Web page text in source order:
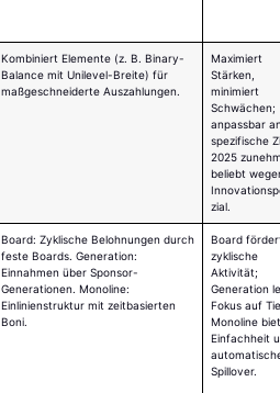
Kombiniert Elemente (z. B. Binary-
Balance mit Unilevel-Breite) für
maßgeschneiderte Auszahlungen.
Maximiert
Stärken,
minimiert
Schwächen;
anpassbar
spezifische
2025
beliebt
zial.
Board: Zyklische Belohnungen durch
feste Boards. Generation:
Einnahmen über Sponsor-
Generationen. Monoline:
Einlinienstruktur mit zeitbasierten
Boni.
Board
zyklische
Aktivität;
Generation
Fokus auf
Monoline
Einfachheit
Spillover.